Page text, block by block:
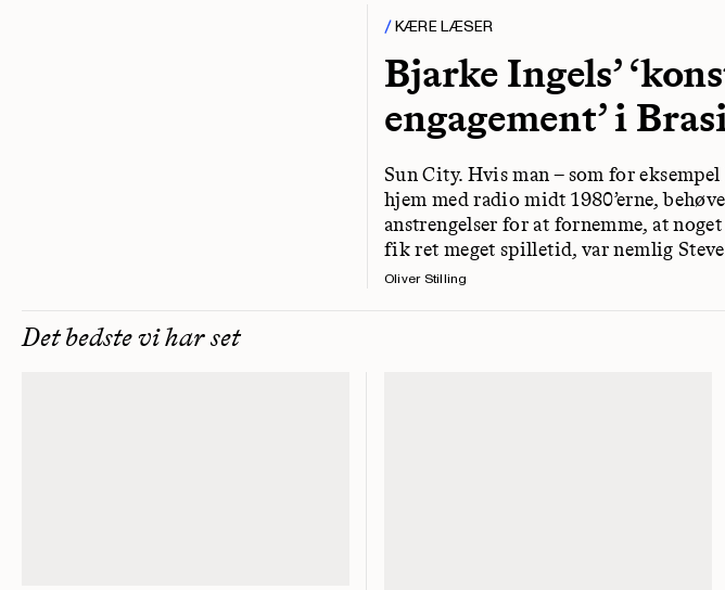
KÆRE LÆSER
Bjarke Ingels’
engagement’ i
Sun City. Hvis man – som for
hjem med radio midt 1980’erne,
anstrengelser for at fornemme, at
fik ret meget spilletid, var nemlig
Oliver Stilling
Det bedste vi har set